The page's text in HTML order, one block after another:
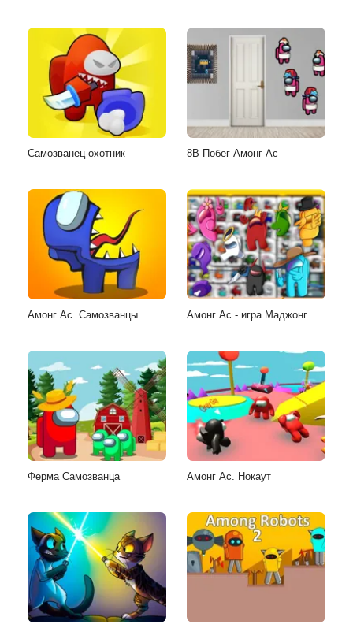
Самозванец-охотник 8B Побег Амонг Ас
Амонг Ас. Самозванцы Амонг Ас - игра Маджонг
Ферма Самозванца Амонг Ас. Нокаут